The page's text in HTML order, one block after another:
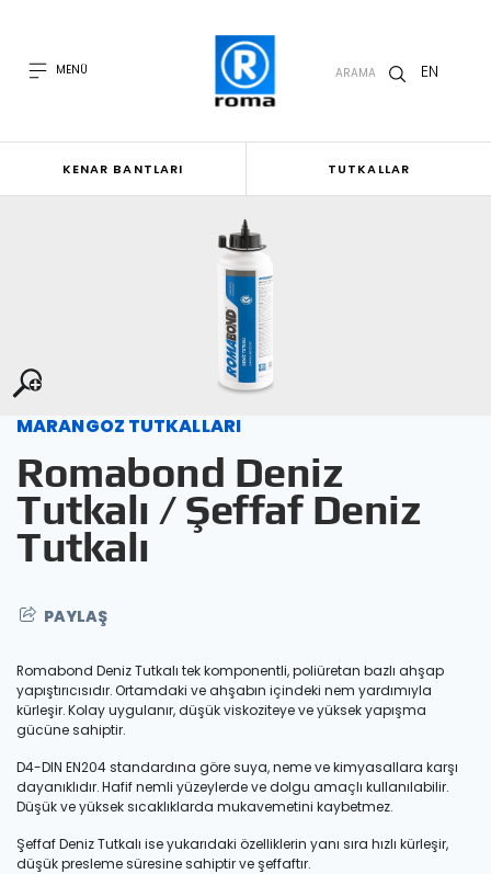
MENÜ ARAMA EN
KENAR BANTLARI TUTKALLAR
MARANGOZ TUTKALLARI
Romabond Deniz
Tutkalı / Şeffaf Deniz
Tutkalı
PAYLAŞ
Romabond Deniz Tutkalı tek komponentli, poliüretan bazlı ahşap
yapıştırıcısıdır. Ortamdaki ve ahşabın içindeki nem yardımıyla
kürleşir. Kolay uygulanır, düşük viskoziteye ve yüksek yapışma
gücüne sahiptir.
D4-DIN EN204 standardına göre suya, neme ve kimyasallara karşı
dayanıklıdır. Hafif nemli yüzeylerde ve dolgu amaçlı kullanılabilir.
Düşük ve yüksek sıcaklıklarda mukavemetini kaybetmez.
Şeffaf Deniz Tutkalı ise yukarıdaki özelliklerin yanı sıra hızlı kürleşir,
düşük presleme süresine sahiptir ve şeffaftır.
Kopyala